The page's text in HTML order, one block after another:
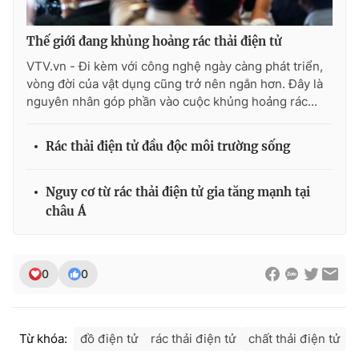
THỜI BÁO VTV
Theo dõi báo trên
Cơ quan chủ quản:Đài Truyền hình Việt Nam
Tổng Biên tập:
Tổng đài VTV:024.38 355 931 - 024.38 355 932
Thế giới đang khủng hoảng rác thải điện tử
VTV.vn - Đi kèm với công nghệ ngày càng phát triển,
vòng đời của vật dụng cũng trở nên ngắn hơn. Đây là
nguyên nhân góp phần vào cuộc khủng hoảng rác...
Rác thải điện tử đầu độc môi trường sống
Nguy cơ từ rác thải điện tử gia tăng mạnh tại
châu Á
0 0
Từ khóa: đồ điện tử rác thải điện tử chất thải điện tử